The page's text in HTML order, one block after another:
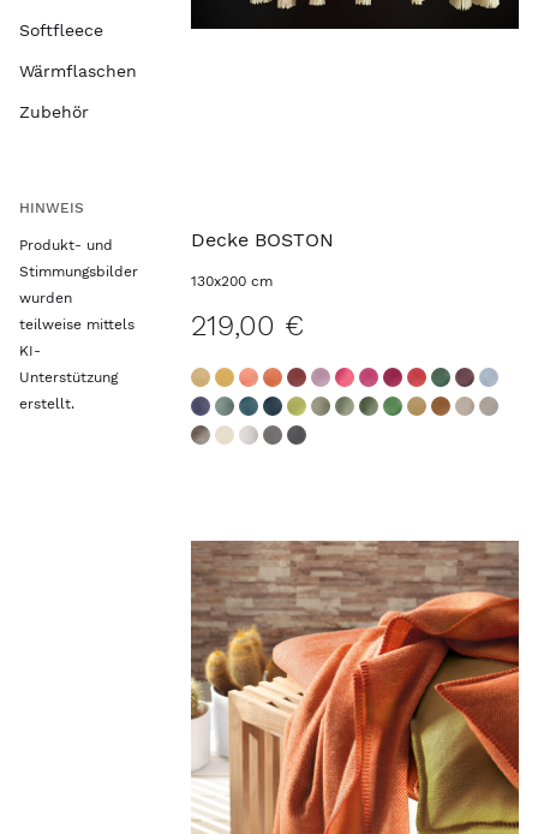
Decke BOSTON
130x200 cm
219,00 €
Softfleece
Wärmflaschen
Zubehör
HINWEIS
Produkt- und
Stimmungsbilder
wurden
teilweise mittels
KI-
Unterstützung
erstellt.